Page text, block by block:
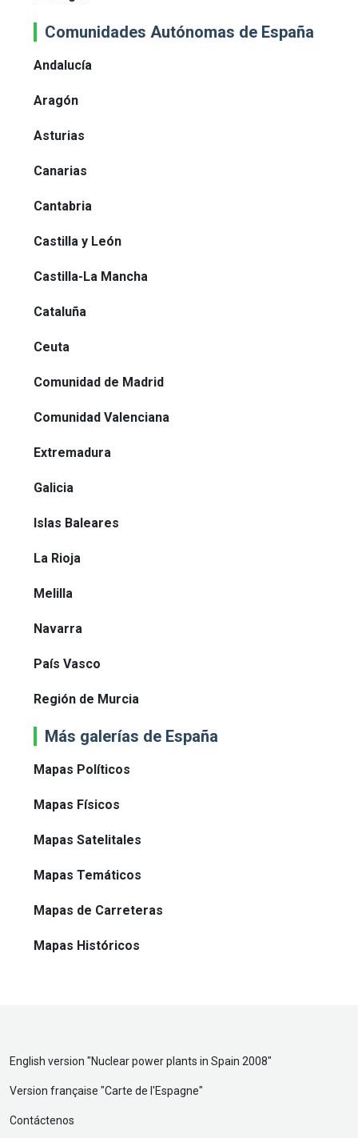
Comunidades Autónomas de España
Andalucía
Aragón
Asturias
Canarias
Cantabria
Castilla y León
Castilla-La Mancha
Cataluña
Ceuta
Comunidad de Madrid
Comunidad Valenciana
Extremadura
Galicia
Islas Baleares
La Rioja
Melilla
Navarra
País Vasco
Región de Murcia
Más galerías de España
Mapas Políticos
Mapas Físicos
Mapas Satelitales
Mapas Temáticos
Mapas de Carreteras
Mapas Históricos
English version "Nuclear power plants in Spain 2008"
Version française "Carte de l'Espagne"
Contáctenos